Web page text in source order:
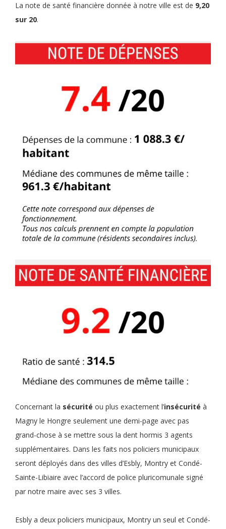
La note de santé financière donnée à notre ville est de 9,20
sur 20.
Concernant la sécurité ou plus exactement l’insécurité à
Magny le Hongre seulement une demi-page avec pas
grand-chose à se mettre sous la dent hormis 3 agents
supplémentaires. Dans les faits nos policiers municipaux
seront déployés dans des villes d’Esbly, Montry et Condé-
Sainte-Libiaire avec l’accord de police pluricomunale signé
par notre maire avec ses 3 villes.
Esbly a deux policiers municipaux, Montry un seul et Condé-